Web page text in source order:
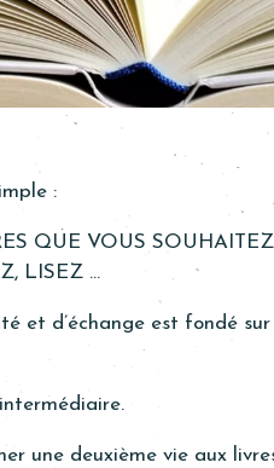
:
QUE VOUS SOUHAITEZ
LISEZ …
et d’échange est fondé
une deuxième vie aux